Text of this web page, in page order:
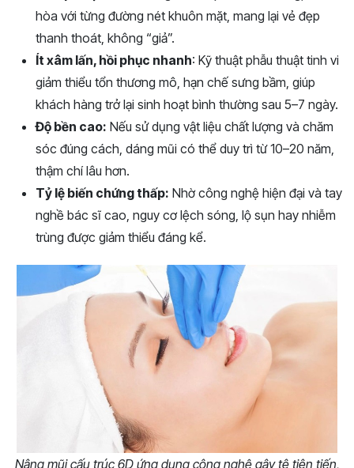
hòa với từng đường nét khuôn mặt, mang lại vẻ đẹp
thanh thoát, không “giả”.
Ít xâm lấn, hồi phục nhanh: Kỹ thuật phẫu thuật tinh vi
giảm thiểu tổn thương mô, hạn chế sưng bầm, giúp
khách hàng trở lại sinh hoạt bình thường sau 5–7 ngày.
Độ bền cao: Nếu sử dụng vật liệu chất lượng và chăm
sóc đúng cách, dáng mũi có thể duy trì từ 10–20 năm,
thậm chí lâu hơn.
Tỷ lệ biến chứng thấp: Nhờ công nghệ hiện đại và tay
nghề bác sĩ cao, nguy cơ lệch sóng, lộ sụn hay nhiễm
trùng được giảm thiểu đáng kể.
Nâng mũi cấu trúc 6D ứng dụng công nghệ gây tê tiên tiến,